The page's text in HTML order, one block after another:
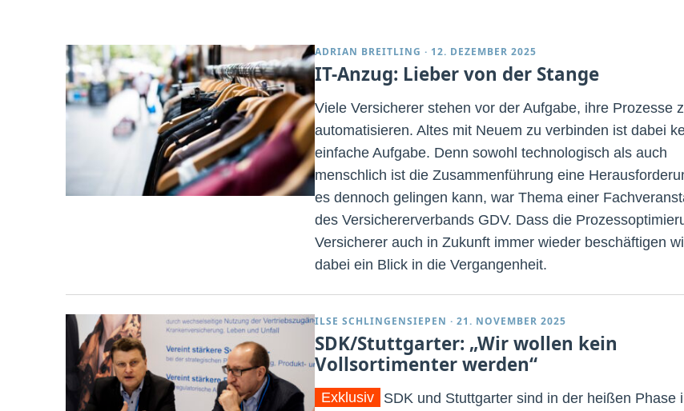
ADRIAN BREITLING · 12. DEZEMBER 2025
IT-Anzug: Lieber von der Stange
Viele Versicherer stehen vor der Aufgabe, ihre Prozesse
automatisieren. Altes mit Neuem zu verbinden ist dabei
einfache Aufgabe. Denn sowohl technologisch als auch
menschlich ist die Zusammenführung eine
es dennoch gelingen kann, war Thema einer
des Versichererverbands GDV. Dass die
Versicherer auch in Zukunft immer wieder beschäftigen
dabei ein Blick in die Vergangenheit.
ILSE SCHLINGENSIEPEN · 21. NOVEMBER 2025
SDK/Stuttgarter: „Wir wollen kein
Vollsortimenter werden“
Exklusiv
SDK und Stuttgarter sind in der heißen Phase